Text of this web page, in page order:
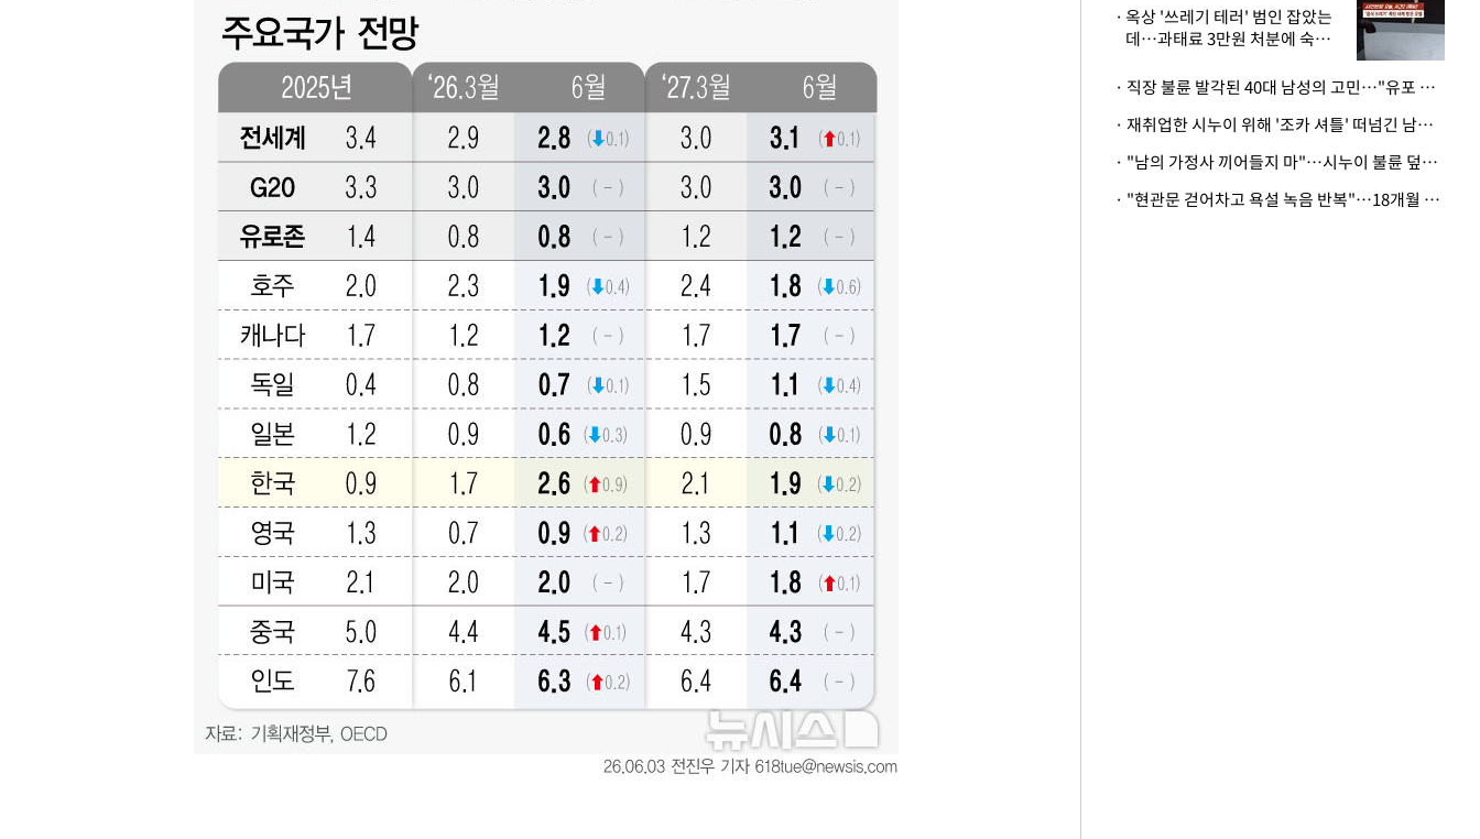
[속보]경찰·노동부, HL만도 평택사업장 끼임 사망 관련 압수수색
[속보]합수본, '투표율 허위 입력' 중앙·서울·경기도 선관위 등 9곳
[속보]원·달러 환율, 오전 9시 1423.8원
[속보]삼성전자·SK하이닉스 동반 강보합…1%대 상승 출발
[속보]코스닥, 5.95포인트(0.74%) 상승한 807.62개장
[속보]코스피, 6300선 재탈환…1.09% 오른 6365.07 개장
시리아 다마스쿠스 교외에서 미니버스 폭발.. 14명 부상, 3명은 중
입추에도 극한더위…서울 낮 39도 '폭염중대경보'
이란, 호르무즈서 "적국 목표물들"과 대치로 남부 케슘섬에서 두차
[속보]美, 폴리실리콘 수입 규제…파생제품 15% 관세, 120일 후 발
[속보]트럼프, 美 원정출산 금지 행정명령 서명
[속보] 뉴욕증시, 일제 하락 마감…나스닥 0.06%↓
옥상 '쓰레기 테러' 범인 잡았는
데…과태료 3만원 처분에 숙박업
· 직장 불륜 발각된 40대 남성의 고민…"유포 동료 명예훼손·협박죄 고소 가능할까"
· 재취업한 시누이 위해 '조카 셔틀' 떠넘긴 남편…아내 "난 못한다"
· "남의 가정사 끼어들지 마"…시누이 불륜 덮으려는 남편에 억울한 아내
· "현관문 걷어차고 욕설 녹음 반복"…18개월 아기 키우는 집 뒤흔든 '앞집의 비극'